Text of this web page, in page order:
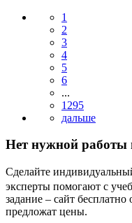
1
2
3
4
5
6
...
1295
Нет нужной работы
Сделайте
эксперты помогают с
задание – сайт
предложат цены.